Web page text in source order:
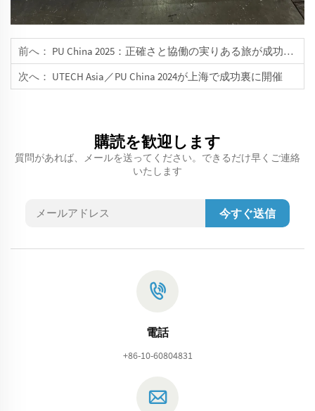
前へ： PU China 2025：正確さと協働の実りある旅が成功裏に終了
次へ： UTECH Asia／PU China 2024が上海で成功裏に開催
購読を歓迎します
質問があれば、メールを送ってください。できるだけ早くご連絡
いたします
今すぐ送信
電話
+86-10-60804831